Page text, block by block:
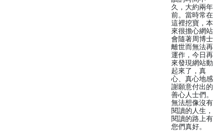
久，大約兩年
前。當時常在
這裡挖寶，本
來很擔心網站
會隨著周博士
離世而無法再
運作，今日再
來發現網站動
起來了，真
心、真心地感
謝願意付出的
善心人士們。
無法想像沒有
閱讀的人生，
閱讀的路上有
您們真好。